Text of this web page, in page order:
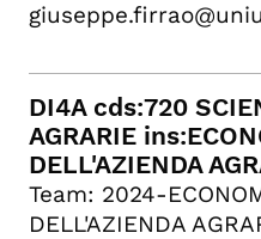
DI4A cds:720
AGRARIE
DELL'AZIENDA
Team: 2024-
DELL'AZIENDA